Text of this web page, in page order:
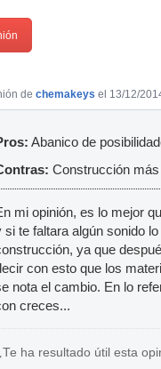
de chemakeys el 13/12/
Abanico de
Construcción
mi opinión, es lo mejor
si te faltara algún sonido
ya que
con esto que los
nota el cambio. En lo
creces...
ha resultado útil esta